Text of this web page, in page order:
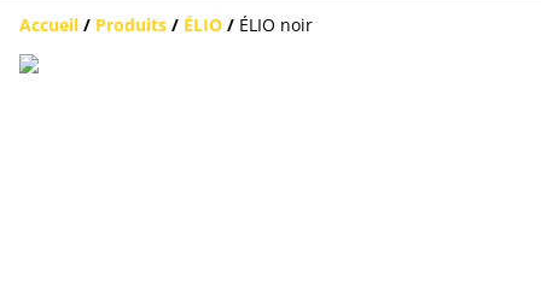
Accueil / Produits / ÉLIO / ÉLIO noir